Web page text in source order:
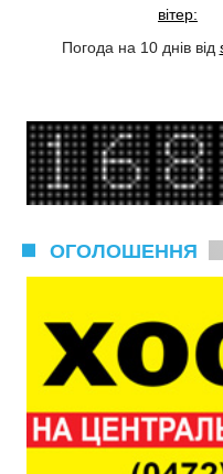
вітер:
Погода на 10 днів від
ОГОЛОШЕННЯ